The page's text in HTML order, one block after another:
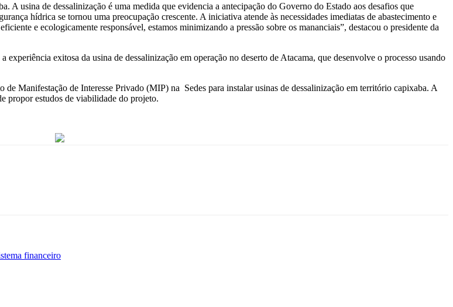
A usina de dessalinização é uma medida que evidencia a antecipação do Governo do Estado aos desafios que
hídrica se tornou uma preocupação crescente. A iniciativa atende às necessidades imediatas de abastecimento e
e ecologicamente responsável, estamos minimizando a pressão sobre os mananciais”, destacou o presidente da
exitosa da usina de dessalinização em operação no deserto de Atacama, que desenvolve o processo usando
Manifestação de Interesse Privado (MIP) na Sedes para instalar usinas de dessalinização em território capixaba. A
propor estudos de viabilidade do projeto.
financeiro